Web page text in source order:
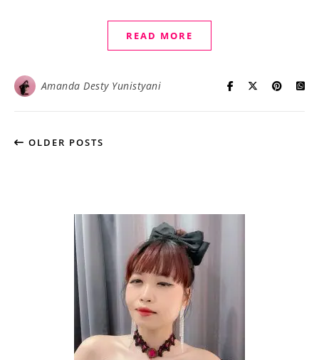
READ MORE
Amanda Desty Yunistyani
OLDER POSTS